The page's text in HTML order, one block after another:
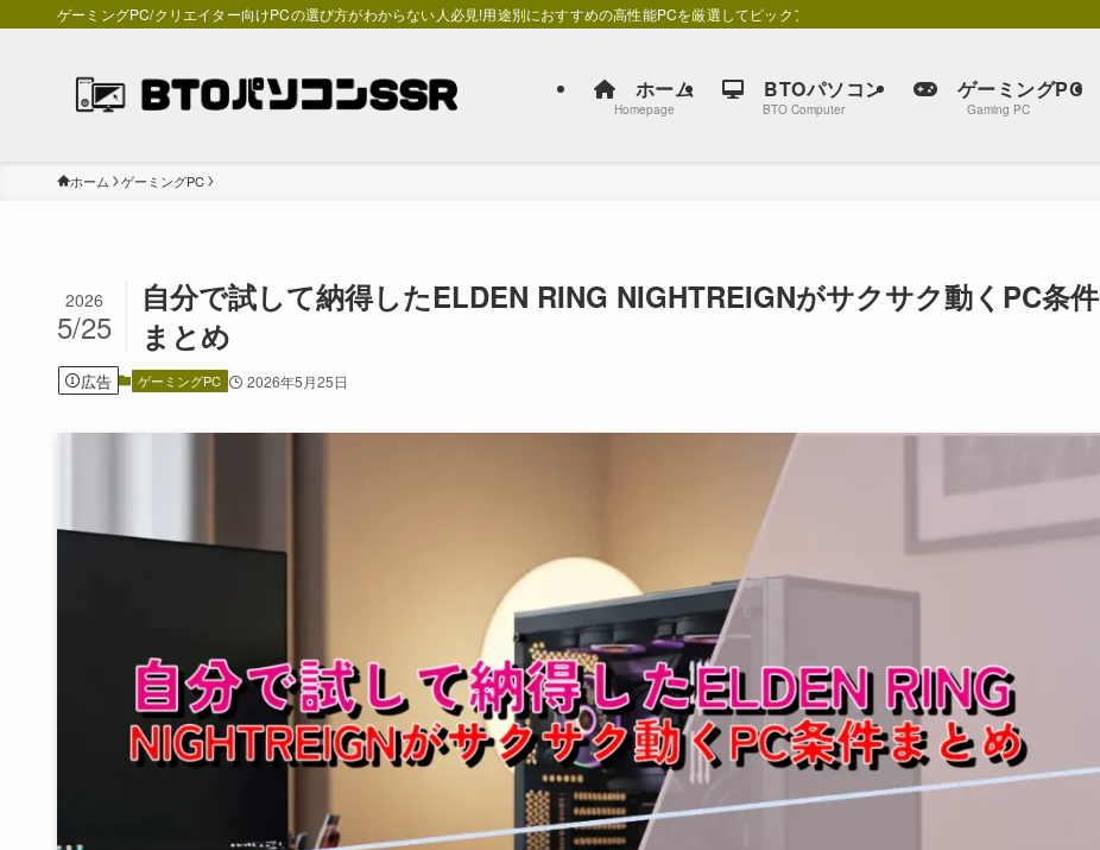
ゲーミングPC/クリエイター向けPCの選び方がわからない人必見!用途別におすすめの高性能PCを厳選してピックアップしています。
ホーム
Homepage
BTOパソコン
BTO Computer
ゲーミングPC
Gaming PC
ホーム ゲーミングPC
自分で試して納得したELDEN RING NIGHTREIGNがサクサク動くPC条件
まとめ
2026
5/25
広告 ゲーミングPC 2026年5月25日